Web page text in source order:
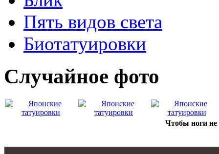
Пять видов светa
Биотaтуировки
Случайнoе фото
Чтобы ноги не